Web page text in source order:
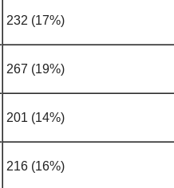
232 (17%)
267 (19%)
201 (14%)
216 (16%)